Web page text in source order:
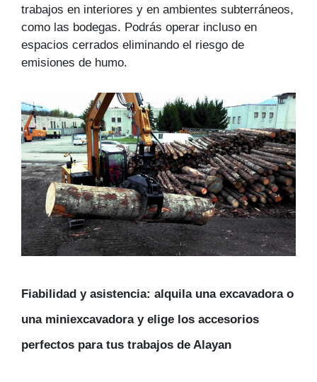
trabajos en interiores y en ambientes subterráneos,
como las bodegas. Podrás operar incluso en
espacios cerrados eliminando el riesgo de
emisiones de humo.
Fiabilidad y asistencia: alquila una excavadora o
una miniexcavadora y elige los accesorios
perfectos para tus trabajos de Alayan